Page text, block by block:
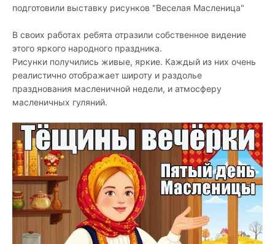
подготовили выставку рисунков "Веселая Масленица"
В своих работах ребята отразили собственное видение
этого яркого народного праздника.
Рисунки получились живые, яркие. Каждый из них очень
реалистично отображает широту и раздолье
празднования масленичной недели, и атмосферу
масленичных гуляний.